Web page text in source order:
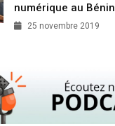
numérique au Bénin
25 novembre 2019